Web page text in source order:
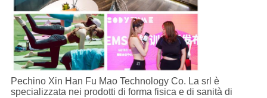
Pechino Xin Han Fu Mao Technology Co. La srl è
specializzata nei prodotti di forma fisica e di sanità di